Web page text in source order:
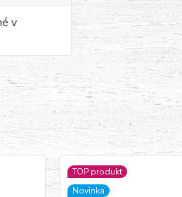
v
TOP produkt
Novinka